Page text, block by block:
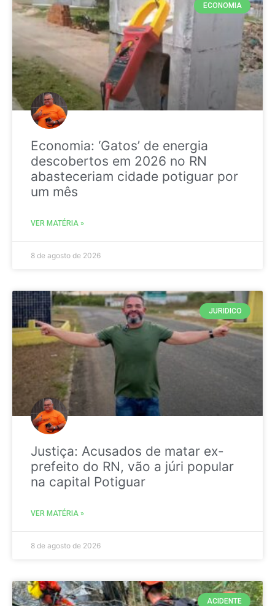
ECONOMIA
Economia: ‘Gatos’ de energia
descobertos em 2026 no RN
abasteceriam cidade potiguar por
um mês
VER MATÉRIA »
8 de agosto de 2026
JURIDICO
Justiça: Acusados de matar ex-
prefeito do RN, vão a júri popular
na capital Potiguar
VER MATÉRIA »
8 de agosto de 2026
ACIDENTE